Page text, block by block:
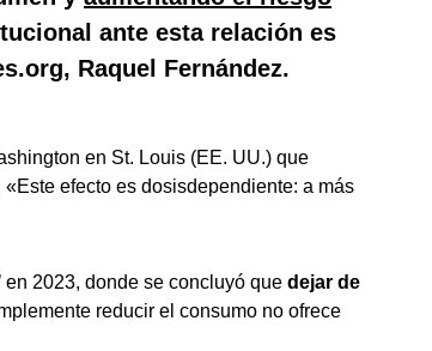
ante esta relación es
Raquel Fernández.
en St. Louis (EE. UU.) que
efecto es dosisdependiente: a más
en 2023, donde se concluyó que dejar de
reducir el consumo no ofrece